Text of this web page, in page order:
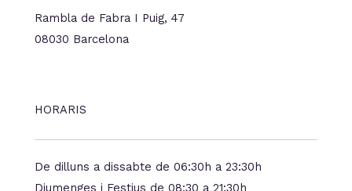
Rambla de Fabra I Puig, 47
08030 Barcelona
HORARIS
De dilluns a dissabte de 06:30h a 23:30h
Diumenges i Festius de 08:30 a 21:30h